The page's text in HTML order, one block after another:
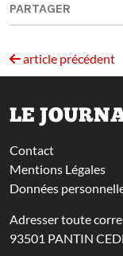
PARTAGER
article précédent
LE
Contact
Mentions Légales
Données
Adresser toute
93501 PANTIN